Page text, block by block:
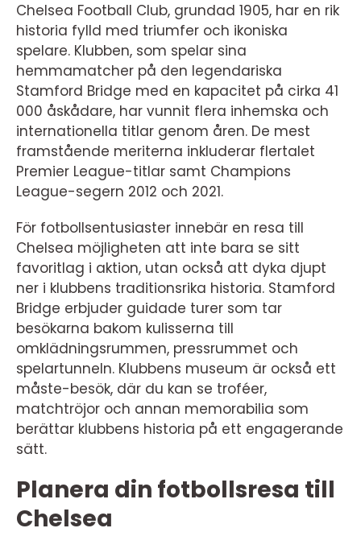
Chelsea Football Club, grundad 1905, har en rik
historia fylld med triumfer och ikoniska
spelare. Klubben, som spelar sina
hemmamatcher på den legendariska
Stamford Bridge med en kapacitet på cirka 41
000 åskådare, har vunnit flera inhemska och
internationella titlar genom åren. De mest
framstående meriterna inkluderar flertalet
Premier League-titlar samt Champions
League-segern 2012 och 2021.
För fotbollsentusiaster innebär en resa till
Chelsea möjligheten att inte bara se sitt
favoritlag i aktion, utan också att dyka djupt
ner i klubbens traditionsrika historia. Stamford
Bridge erbjuder guidade turer som tar
besökarna bakom kulisserna till
omklädningsrummen, pressrummet och
spelartunneln. Klubbens museum är också ett
måste-besök, där du kan se troféer,
matchtröjor och annan memorabilia som
berättar klubbens historia på ett engagerande
sätt.
Planera din fotbollsresa till
Chelsea